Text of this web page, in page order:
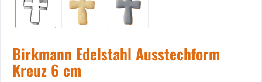
Birkmann Edelstahl Ausstechform
Kreuz 6 cm